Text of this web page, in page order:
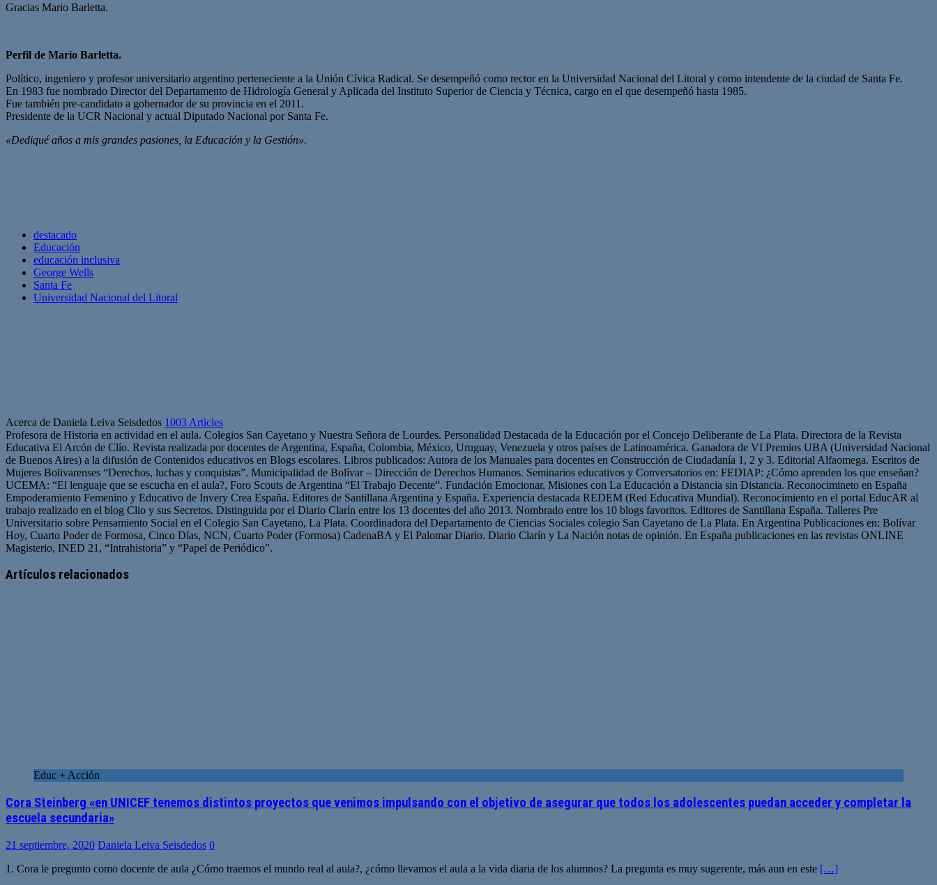
Gracias Mario Barletta.
Perfil de Mario Barletta.
Político, ingeniero y profesor universitario argentino perteneciente a la Unión Cívica Radical. Se desempeñó como rector en la Universidad Nacional del Litoral y como intendente de la ciudad de Santa Fe.
En 1983 fue nombrado Director del Departamento de Hidrología General y Aplicada del Instituto Superior de Ciencia y Técnica, cargo en el que desempeñó hasta 1985.
Fue también pre-candidato a gobernador de su provincia en el 2011.
Presidente de la UCR Nacional y actual Diputado Nacional por Santa Fe.
«Dediqué años a mis grandes pasiones, la Educación y la Gestión».
destacado
Educación
educación inclusiva
George Wells
Santa Fe
Universidad Nacional del Litoral
Acerca de Daniela Leiva Seisdedos 1003 Articles
Profesora de Historia en actividad en el aula. Colegios San Cayetano y Nuestra Señora de Lourdes. Personalidad Destacada de la Educación por el Concejo Deliberante de La Plata. Directora de la Revista
Educativa El Arcón de Clío. Revista realizada por docentes de Argentina, España, Colombia, México, Uruguay, Venezuela y otros países de Latinoamérica. Ganadora de VI Premios UBA (Universidad Nacional
de Buenos Aires) a la difusión de Contenidos educativos en Blogs escolares. Libros publicados: Autora de los Manuales para docentes en Construcción de Ciudadanía 1, 2 y 3. Editorial Alfaomega. Escritos de
Mujeres Bolivarenses “Derechos, luchas y conquistas”. Municipalidad de Bolívar – Dirección de Derechos Humanos. Seminarios educativos y Conversatorios en: FEDIAP: ¿Cómo aprenden los que enseñan?
UCEMA: “El lenguaje que se escucha en el aula?, Foro Scouts de Argentina “El Trabajo Decente”. Fundación Emocionar, Misiones con La Educación a Distancia sin Distancia. Reconocimineto en España
Empoderamiento Femenino y Educativo de Invery Crea España. Editores de Santillana Argentina y España. Experiencia destacada REDEM (Red Educativa Mundial). Reconocimiento en el portal EducAR al
trabajo realizado en el blog Clio y sus Secretos. Distinguida por el Diario Clarín entre los 13 docentes del año 2013. Nombrado entre los 10 blogs favoritos. Editores de Santillana España. Talleres Pre
Universitario sobre Pensamiento Social en el Colegio San Cayetano, La Plata. Coordinadora del Departamento de Ciencias Sociales colegio San Cayetano de La Plata. En Argentina Publicaciones en: Bolívar
Hoy, Cuarto Poder de Formosa, Cinco Días, NCN, Cuarto Poder (Formosa) CadenaBA y El Palomar Diario. Diario Clarín y La Nación notas de opinión. En España publicaciones en las revistas ONLINE
Magisterio, INED 21, “Intrahistoria” y “Papel de Periódico”.
web
Artículos relacionados
Educ + Acción
Cora Steinberg «en UNICEF tenemos distintos proyectos que venimos impulsando con el objetivo de asegurar que todos los adolescentes puedan acceder y completar la
escuela secundaria»
21 septiembre, 2020 Daniela Leiva Seisdedos 0
1. Cora le pregunto como docente de aula ¿Cómo traemos el mundo real al aula?, ¿cómo llevamos el aula a la vida diaria de los alumnos? La pregunta es muy sugerente, más aun en este […]